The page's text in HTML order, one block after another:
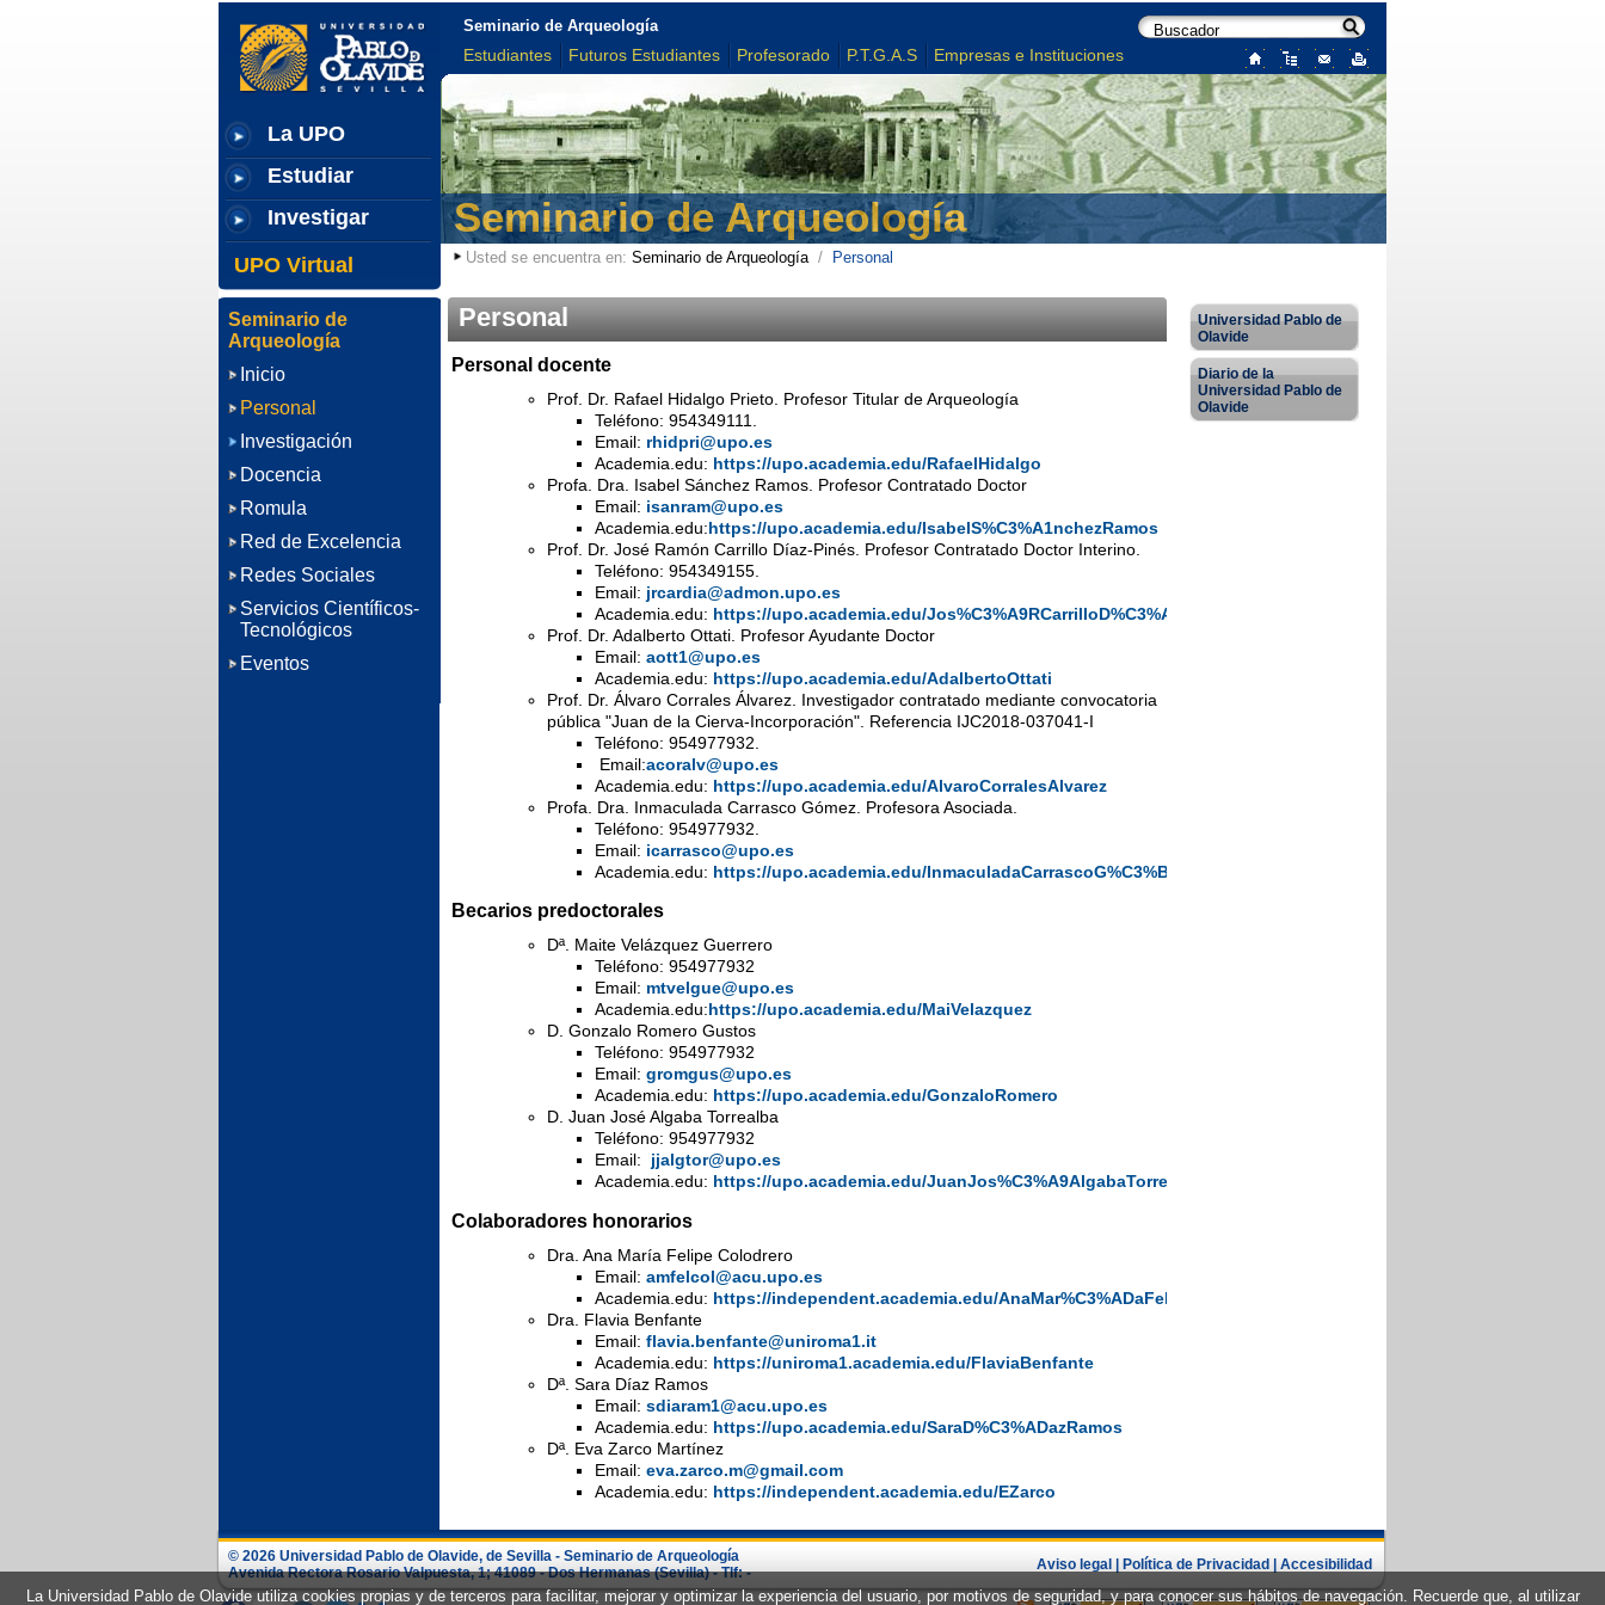
La UPO
Estudiar
Investigar
UPO Virtual
Seminario de Arqueología
Estudiantes Futuros Estudiantes Profesorado P.T.G.A.S Empresas e Instituciones
Seminario de Arqueología
Usted se encuentra en: Seminario de Arqueología/ Personal
Personal
Personal docente
Prof. Dr. Rafael Hidalgo Prieto. Profesor Titular de Arqueología
Teléfono: 954349111.
Email: rhidpri@upo.es
Academia.edu: https://upo.academia.edu/RafaelHidalgo
Profa. Dra. Isabel Sánchez Ramos. Profesor Contratado Doctor
Email: isanram@upo.es
Academia.edu:https://upo.academia.edu/IsabelS%C3%A1nchezRamos
Prof. Dr. José Ramón Carrillo Díaz-Pinés. Profesor Contratado Doctor Interino.
Teléfono: 954349155.
Email: jrcardia@admon.upo.es
Academia.edu: https://upo.academia.edu/Jos%C3%A9RCarrilloD%C3%ADazPin%C3%A9s
Prof. Dr. Adalberto Ottati. Profesor Ayudante Doctor
Email: aott1@upo.es
Academia.edu: https://upo.academia.edu/AdalbertoOttati
Prof. Dr. Álvaro Corrales Álvarez. Investigador contratado mediante convocatoria
pública "Juan de la Cierva-Incorporación". Referencia IJC2018-037041-I
Teléfono: 954977932.
Email:acoralv@upo.es
Academia.edu: https://upo.academia.edu/AlvaroCorralesAlvarez
Profa. Dra. Inmaculada Carrasco Gómez. Profesora Asociada.
Teléfono: 954977932.
Email: icarrasco@upo.es
Academia.edu: https://upo.academia.edu/InmaculadaCarrascoG%C3%B3mez
Becarios predoctorales
Dª. Maite Velázquez Guerrero
Teléfono: 954977932
Email: mtvelgue@upo.es
Academia.edu:https://upo.academia.edu/MaiVelazquez
D. Gonzalo Romero Gustos
Teléfono: 954977932
Email: gromgus@upo.es
Academia.edu: https://upo.academia.edu/GonzaloRomero
D. Juan José Algaba Torrealba
Teléfono: 954977932
Email:
jjalgtor@upo.es
Academia.edu: https://upo.academia.edu/JuanJos%C3%A9AlgabaTorrealba
Colaboradores honorarios
Dra. Ana María Felipe Colodrero
Email: amfelcol@acu.upo.es
Academia.edu: https://independent.academia.edu/AnaMar%C3%ADaFelipeColodrero
Dra. Flavia Benfante
Email: flavia.benfante@uniroma1.it
Academia.edu: https://uniroma1.academia.edu/FlaviaBenfante
Dª. Sara Díaz Ramos
Email: sdiaram1@acu.upo.es
Academia.edu: https://upo.academia.edu/SaraD%C3%ADazRamos
Dª. Eva Zarco Martínez
Email: eva.zarco.m@gmail.com
Academia.edu: https://independent.academia.edu/EZarco
Seminario de
Arqueología
Inicio
Personal
Investigación
Docencia
Romula
Red de Excelencia
Redes Sociales
Servicios Científicos-
Tecnológicos
Eventos
Universidad Pablo de
Olavide
Diario de la
Universidad Pablo de
Olavide
© 2026 Universidad Pablo de Olavide, de Sevilla - Seminario de Arqueología
Avenida Rectora Rosario Valpuesta, 1; 41089 - Dos Hermanas (Sevilla) - Tlf: -
Aviso legal Política de Privacidad Accesibilidad
La Universidad Pablo de Olavide utiliza cookies propias y de terceros para facilitar, mejorar y optimizar la experiencia del usuario, por motivos de seguridad, y para conocer sus hábitos de navegación. Recuerde que, al utilizar